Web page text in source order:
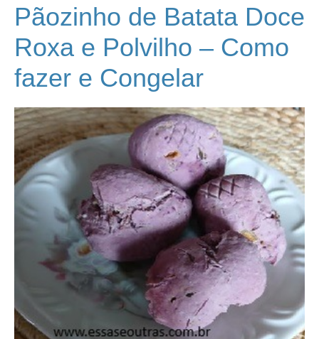
Pãozinho de Batata Doce
Roxa e Polvilho – Como
fazer e Congelar